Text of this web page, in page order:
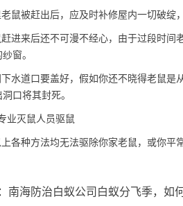
鼠被赶出后，应及时补修屋内一切破绽，
进来后还不可漫不经心，由于过段时间
窗。
水道口要盖好，假如你还不晓得老鼠是
口将其封死。
业灭鼠人员驱鼠
各种方法均无法驱除你家老鼠，或你平
南海防治白蚁公司白蚁分飞季，如